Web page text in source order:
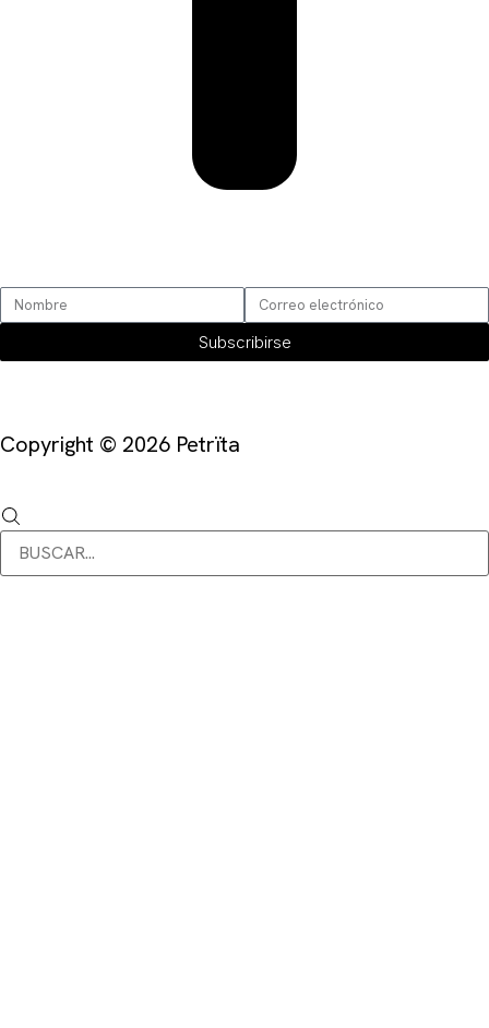
Subscribirse
Copyright © 2026 Petrïta